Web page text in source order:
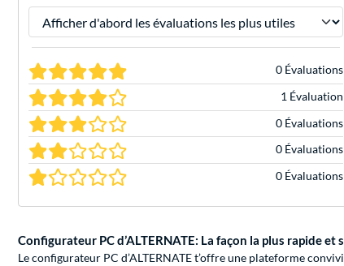
0 Évaluations
1 Évaluation
0 Évaluations
0 Évaluations
0 Évaluations
Configurateur PC d’ALTERNATE: La façon la plus rapide et
Le configurateur PC d’ALTERNATE t’offre une plateforme